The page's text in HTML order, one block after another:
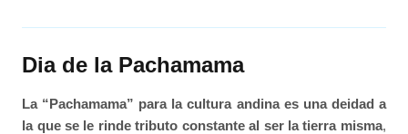
Dia de la Pachamama
La “Pachamama” para la cultura andina es una deidad a
la que se le rinde tributo constante al ser la tierra misma,